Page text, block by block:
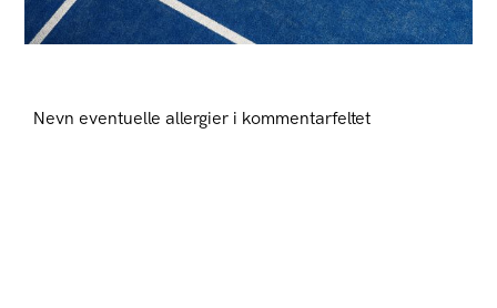
Nevn eventuelle allergier i kommentarfeltet